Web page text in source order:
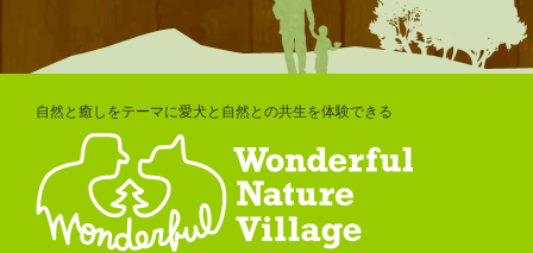
自然と癒しをテーマに愛犬と自然との共生を体験できる